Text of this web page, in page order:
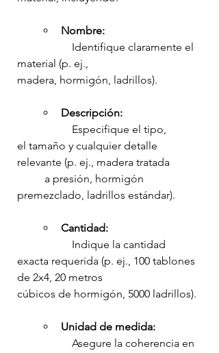
Nombre:
material (p. ej.,
madera, hormigón, ladrillos).
Descripción:
el tamaño y cualquier detalle
relevante (p. ej., madera tratada
premezclado, ladrillos estándar).
Cantidad:
exacta requerida (p. ej., 100 tablones
de 2x4, 20 metros
cúbicos de hormigón, 5000 ladrillos).
Unidad de medida: